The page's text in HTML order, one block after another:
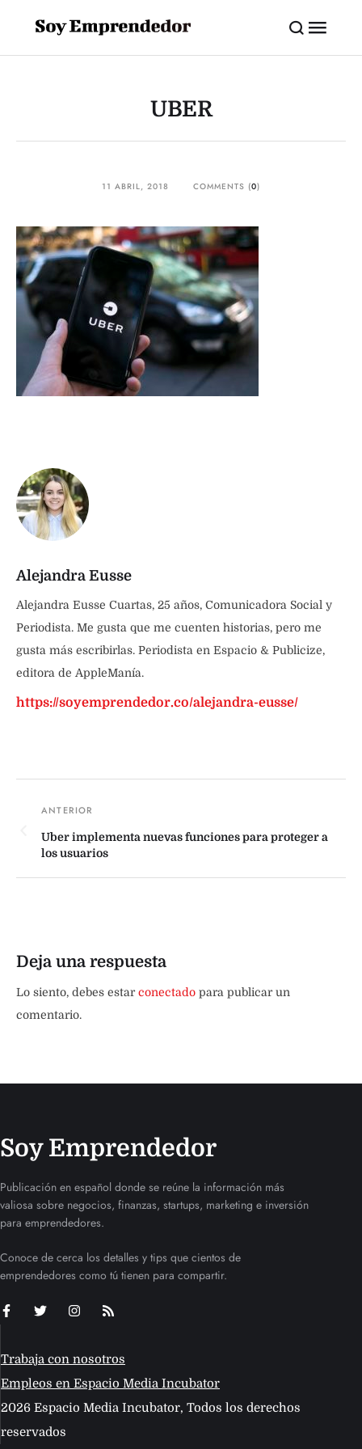
UBER
11 ABRIL, 2018 COMMENTS (0)
Alejandra Eusse
Alejandra Eusse Cuartas, 25 años, Comunicadora Social y
Periodista. Me gusta que me cuenten historias, pero me
gusta más escribirlas. Periodista en Espacio & Publicize,
editora de AppleManía.
https://soyemprendedor.co/alejandra-eusse/
Uber implementa nuevas funciones para proteger a
los usuarios
Deja una respuesta
Lo siento, debes estarconectado para publicar un
comentario.
Soy Emprendedor
Publicación en español donde se reúne la información más
valiosa sobre negocios, finanzas, startups, marketing e inversión
para emprendedores.
Conoce de cerca los detalles y tips que cientos de
emprendedores como tú tienen para compartir.
Trabaja con nosotros
Empleos en Espacio Media Incubator
2026 Espacio Media Incubator, Todos los derechos
reservados